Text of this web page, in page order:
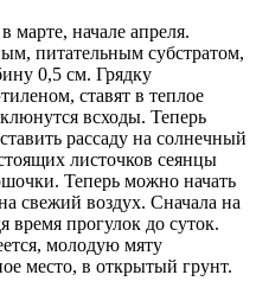
марте, начале апреля.
питательным субстратом,
0,5 см. Грядку
ставят в теплое
всходы. Теперь
рассаду на солнечный
листочков сеянцы
Теперь можно начать
свежий воздух. Сначала на
время прогулок до суток.
молодую мяту
место, в открытый грунт.